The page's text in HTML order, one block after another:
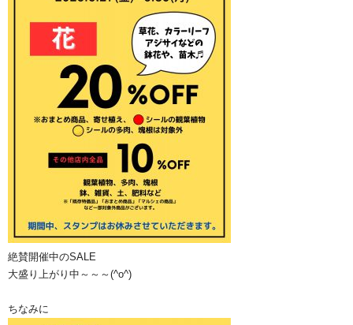
絶賛開催中のSALE
大盛り上がり中～～～(^o^)
ちなみに